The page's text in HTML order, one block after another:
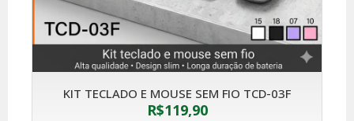
KIT TECLADO E MOUSE SEM FIO TCD-03F
R$119,90